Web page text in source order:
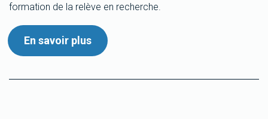
formation de la relève en recherche.
En savoir plus